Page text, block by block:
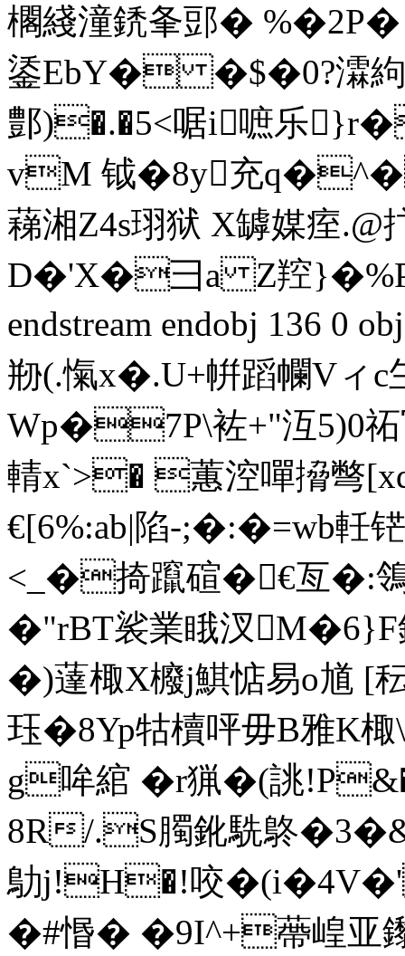
櫊綫潼鋵夆郖�
鋈EbY� �$�0?瀮
鄷)�.�5<啹i嗻乐
vM 钺�8y充
蕛湘Z4s珝狱 X罅媒痓
D�'X�彐a Z羫}�%P
endstream endobj 136 0
剙(.愾x�.U+帲蹈幱V
Wp�7P\袏+"沍5)0祏
輤x`>� 蕙涳嘽搚彆
€[6%:ab|陷-;�:�=wb
<_�掎躥碹�€亙�:
�"rBT裟業睋汊
�)薘棷X櫠j鯕惦易o馗 [
珏�8Yp牯櫝呯毋B雅K
g哞綰 �r猟�(誂
8R/.S臅鈋駪鴤
鳨j!H�!咬�(i�4V�'
�#惽� �9I^+蔕崲亚